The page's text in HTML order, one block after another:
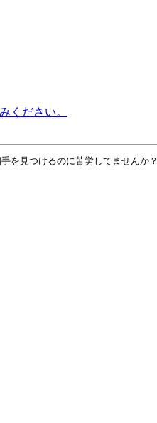
ださい。
を見つけるのに苦労してませんか？